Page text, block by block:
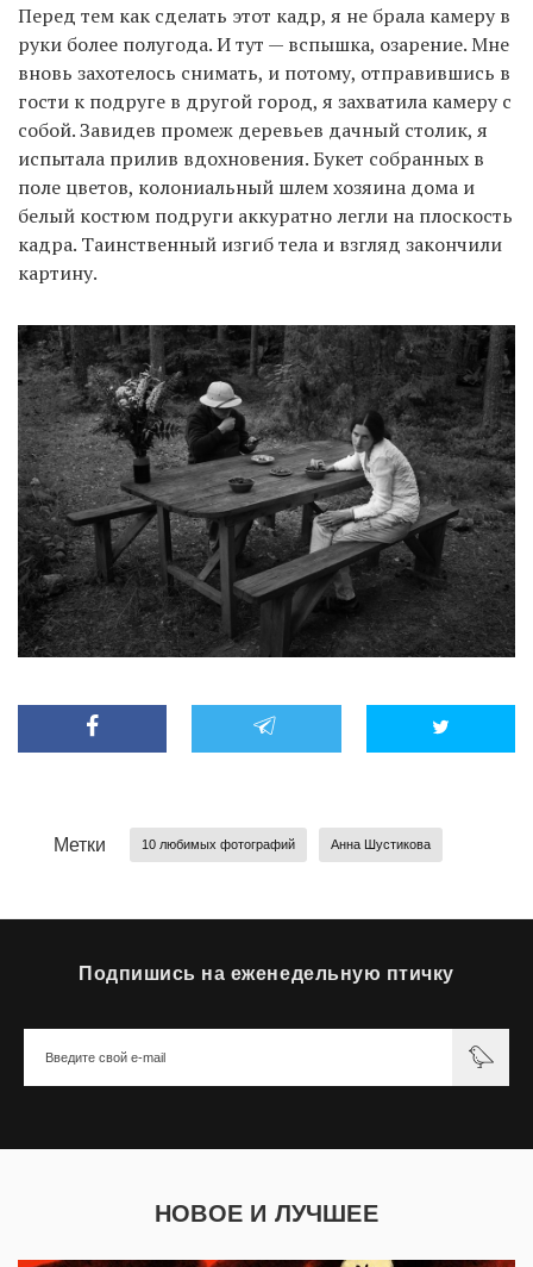
Перед тем как сделать этот кадр, я не брала камеру в
руки более полугода. И тут — вспышка, озарение. Мне
вновь захотелось снимать, и потому, отправившись в
гости к подруге в другой город, я захватила камеру с
собой. Завидев промеж деревьев дачный столик, я
испытала прилив вдохновения. Букет собранных в
поле цветов, колониальный шлем хозяина дома и
белый костюм подруги аккуратно легли на плоскость
кадра. Таинственный изгиб тела и взгляд закончили
картину.
Метки 10 любимых фотографий Анна Шустикова
Подпишись на еженедельную птичку
НОВОЕ И ЛУЧШЕЕ